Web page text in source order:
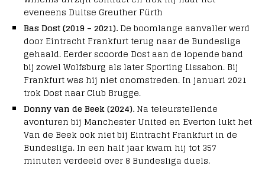
eveneens Duitse Greuther Fürth
Bas Dost (2019 – 2021). De boomlange aanvaller werd
door Eintracht Frankfurt terug naar de Bundesliga
gehaald. Eerder scoorde Dost aan de lopende band
bij zowel Wolfsburg als later Sporting Lissabon. Bij
Frankfurt was hij niet onomstreden. In januari 2021
trok Dost naar Club Brugge.
Donny van de Beek (2024). Na teleurstellende
avonturen bij Manchester United en Everton lukt het
Van de Beek ook niet bij Eintracht Frankfurt in de
Bundesliga. In een half jaar kwam hij tot 357
minuten verdeeld over 8 Bundesliga duels.